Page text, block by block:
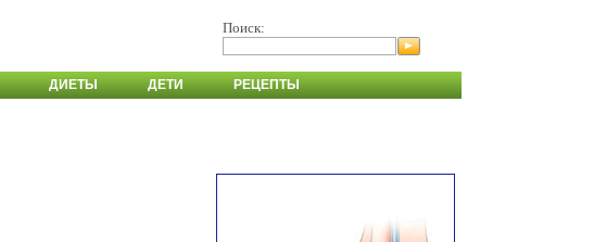
Поиск:
ДИЕТЫ ДЕТИ РЕЦЕПТЫ